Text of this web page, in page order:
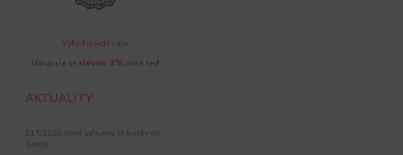
Výhodná registrace
Nakupujte se slevou 3% právě teď!
AKTUALITY
21.5.2026 Nově zařazeny tři krásky od
SMOK